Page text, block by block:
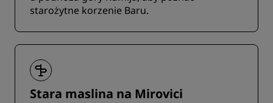
starożytne korzenie Baru.
Stara maslina na Mirovici